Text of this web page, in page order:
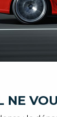
NE